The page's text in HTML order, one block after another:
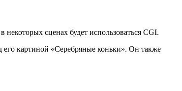
сценах будет использоваться CGI.
картиной «Серебряные коньки». Он также